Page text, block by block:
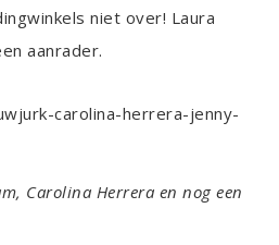
niet over! Laura
aanrader.
Carolina Herrera en nog een